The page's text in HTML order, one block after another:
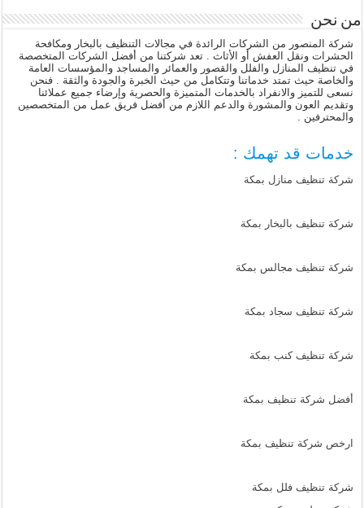
من نحن
شركة المنصور من الشركات الرائدة في مجالات التنظيف بالبخار ومكافحة
الحشرات ونقل العفش أو الأثاث . تعد شركتنا من أفضل الشركات المتخصصة
في تنظيف المنازل والفلل والقصور والعمائر والمساجد والمؤسسات العامة
والخاصة حيث تمتد خدماتنا وتتكامل من حيث الخبرة والجودة والثقة . فنحن
نسعى للتميز والانفراد بالخدمات المتميزة والحصرية وإرضاء جميع عملائنا
وتقديم العون والمشورة والدعم اللازم من أفضل فريق عمل من المتخصصين
والمحترفين .
خدمات قد تهمك :
شركة تنظيف منازل بمكة
شركة تنظيف بالبخار بمكة
شركة تنظيف مجالس بمكة
شركة تنظيف سجاد بمكة
شركة تنظيف كنب بمكة
أفضل شركة تنظيف بمكة
ارخص شركة تنظيف بمكة
شركة تنظيف فلل بمكة